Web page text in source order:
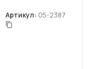
Артикул: 05-2387